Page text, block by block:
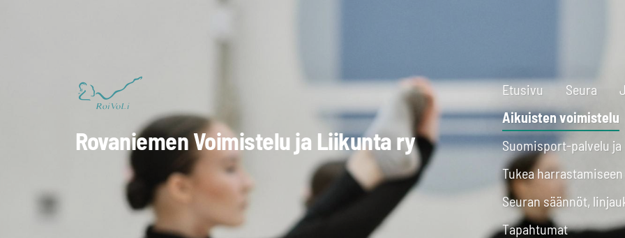
Rovaniemen Voimistelu ja Liikunta ry
Etusivu Seura
Aikuisten voimistelu
Suomisport-palvelu
Tukea harrastamiseen
Seuran säännöt,
Tapahtumat